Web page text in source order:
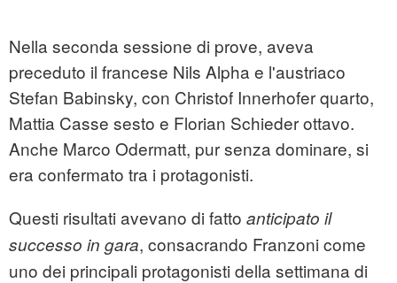
Nella seconda sessione di prove, aveva
preceduto il francese Nils Alpha e l'austriaco
Stefan Babinsky, con Christof Innerhofer quarto,
Mattia Casse sesto e Florian Schieder ottavo.
Anche Marco Odermatt, pur senza dominare, si
era confermato tra i protagonisti.
Questi risultati avevano di fatto anticipato il
successo in gara, consacrando Franzoni come
uno dei principali protagonisti della settimana di